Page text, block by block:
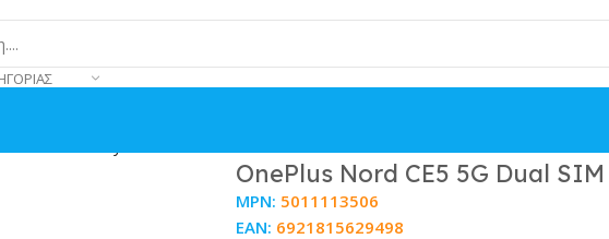
OnePlus Nord CE5 5G Dual
MPN: 5011113506
EAN: 6921815629498